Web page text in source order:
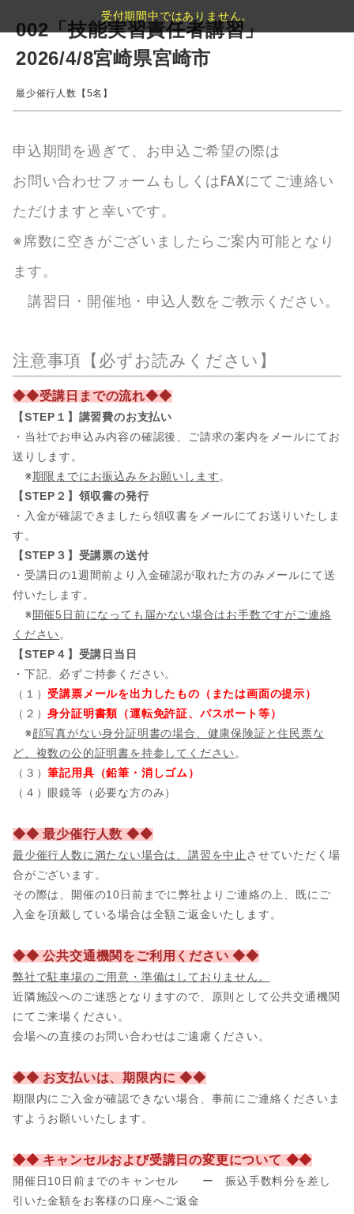
002「技能実習責任者講習」
2026/4/8宮崎県宮崎市
最少催行人数【5名】
申込期間を過ぎて、お申込ご希望の際は
お問い合わせフォームもしくはFAXにてご連絡い
ただけますと幸いです。
※席数に空きがございましたらご案内可能となり
ます。
講習日・開催地・申込人数をご教示ください。
注意事項【必ずお読みください】
◆◆受講日までの流れ◆◆
【STEP１】講習費のお支払い
・当社でお申込み内容の確認後、ご請求の案内をメールにてお
送りします。
※期限までにお振込みをお願いします。
【STEP２】領収書の発行
・入金が確認できましたら領収書をメールにてお送りいたしま
す。
【STEP３】受講票の送付
・受講日の1週間前より入金確認が取れた方のみメールにて送
付いたします。
※開催5日前になっても届かない場合はお手数ですがご連絡
ください 。
【STEP４】受講日当日
・下記、必ずご持参ください。
（１）受講票メールを出力したもの（または画面の提示）
（２）身分証明書類（運転免許証、パスポート等）
※顔写真がない身分証明書の場合、健康保険証と住民票な
ど、複数の公的証明書を持参してください 。
（３）筆記用具（鉛筆・消しゴム）
（４）眼鏡等（必要な方のみ）
◆◆ 最少催行人数 ◆◆
最少催行人数に満たない場合は、講習を中止 させていただく場
合がございます。
その際は、開催の10日前までに弊社よりご連絡の上、既にご
入金を頂戴している場合は全額ご返金いたします。
◆◆ 公共交通機関をご利用ください ◆◆
弊社で駐車場のご用意・準備はしておりません。
近隣施設へのご迷惑となりますので、原則として公共交通機関
にてご来場ください。
会場への直接のお問い合わせはご遠慮ください。
◆◆ お支払いは、期限内に ◆◆
期限内にご入金が確認できない場合、事前にご連絡くださいま
すようお願いいたします。
◆◆ キャンセルおよび受講日の変更について ◆◆
開催日10日前までのキャンセル ー 振込手数料分を差し
引いた金額をお客様の口座へご返金
受付期間中ではありません。